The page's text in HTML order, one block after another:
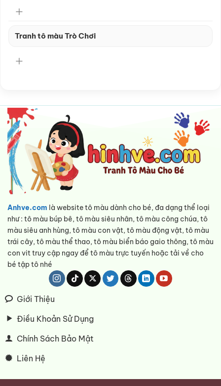
Tranh tô màu Trò Chơi
Anhve.com là website tô màu dành cho bé, đa dạng thể loại
như : tô màu búp bê, tô màu siêu nhân, tô màu công chúa, tô
màu siêu anh hùng, tô màu con vật, tô màu động vật, tô màu
trái cây, tô màu thể thao, tô màu biển báo gaio thông, tô màu
con vit truy cập ngay để tô màu trực tuyến hoặc tải về cho
bé tập tô nhé
Giới Thiệu
Điều Khoản Sử Dụng
Chính Sách Bảo Mật
Liên Hệ